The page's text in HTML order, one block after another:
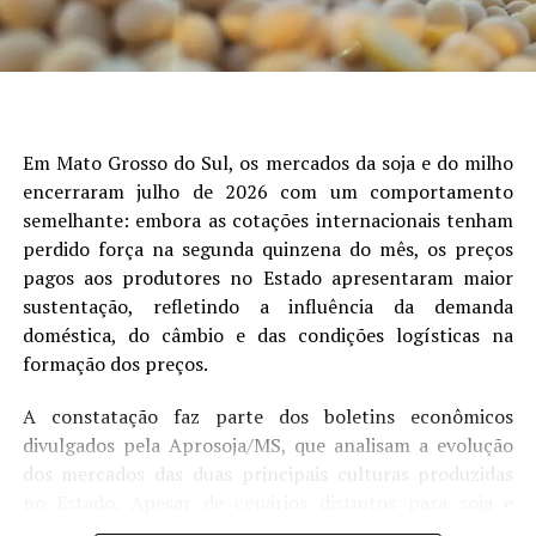
Figura 1. Produtividade em relação à densidade de plantas (a) e
análise de probabilidade para produtividade de 3.000 kg ha-1(linha
A análise de probabilidade demonstrou que lavouras
estabelecidas com densidades entre 22 e 31 plantas m⁻²
apresentaram 78% de probabilidade de atingir
produtividades iguais ou superiores a 3.000 kg ha⁻¹,
enquanto densidades abaixo ou acima dessa faixa
apresentaram probabilidade de apenas 68% (Figura 1B).
Para alcançar altas produtividades, a população de
plantas deve ser ajustada de forma a proporcionar o
de 95% da radiação solar entre os estádios R3 e R6,
período crítico para a definição do número de legumes e
grãos. Dessa forma, a cultura maximiza a taxa de
Em Mato Grosso do Sul, os mercados da soja e do milho
encerraram julho de 2026 com um comportamento
semelhante: embora as cotações internacionais tenham
perdido força na segunda quinzena do mês, os preços
pagos aos produtores no Estado apresentaram maior
sustentação, refletindo a influência da demanda
doméstica, do câmbio e das condições logísticas na
formação dos preços.
A constatação faz parte dos boletins econômicos
divulgados pela Aprosoja/MS, que analisam a evolução
dos mercados das duas principais culturas produzidas
milho, ambos registraram desempenho superior ao